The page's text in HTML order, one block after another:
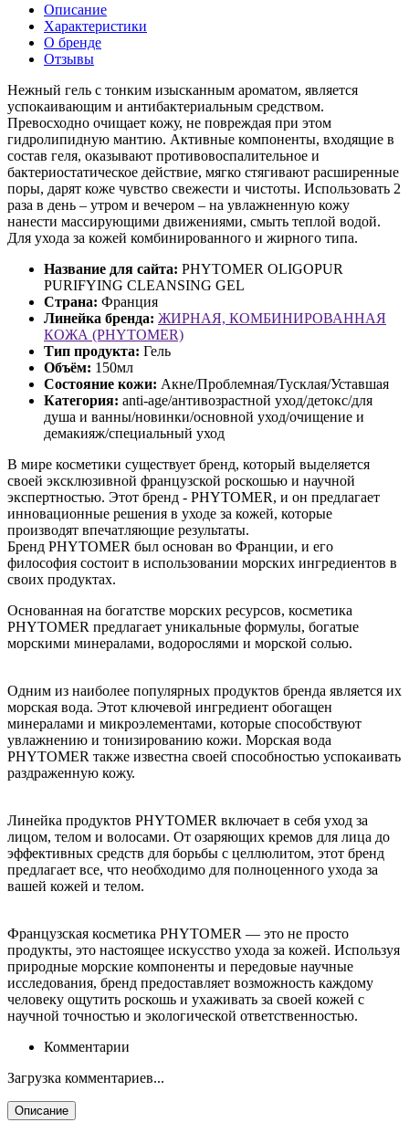
Описание
Характеристики
О бренде
Отзывы
Нежный гель с тонким изысканным ароматом, является
успокаивающим и антибактериальным средством.
Превосходно очищает кожу, не повреждая при этом
гидролипидную мантию. Активные компоненты, входящие в
состав геля, оказывают противовоспалительное и
бактериостатическое действие, мягко стягивают расширенные
поры, дарят коже чувство свежести и чистоты. Использовать 2
раза в день – утром и вечером – на увлажненную кожу
нанести массирующими движениями, смыть теплой водой.
Для ухода за кожей комбинированного и жирного типа.
Название для сайта: PHYTOMER OLIGOPUR
PURIFYING CLEANSING GEL
Страна: Франция
Линейка бренда: ЖИРНАЯ, КОМБИНИРОВАННАЯ
КОЖА (PHYTOMER)
Тип продукта: Гель
Объём: 150мл
Состояние кожи: Акне/Проблемная/Тусклая/Уставшая
Категория: anti-age/антивозрастной уход/детокс/для
душа и ванны/новинки/основной уход/очищение и
демакияж/специальный уход
В мире косметики существует бренд, который выделяется
своей эксклюзивной французской роскошью и научной
экспертностью. Этот бренд - PHYTOMER, и он предлагает
инновационные решения в уходе за кожей, которые
производят впечатляющие результаты.
Бренд PHYTOMER был основан во Франции, и его
философия состоит в использовании морских ингредиентов в
своих продуктах.
Основанная на богатстве морских ресурсов, косметика
PHYTOMER предлагает уникальные формулы, богатые
морскими минералами, водорослями и морской солью.
Одним из наиболее популярных продуктов бренда является их
морская вода. Этот ключевой ингредиент обогащен
минералами и микроэлементами, которые способствуют
увлажнению и тонизированию кожи. Морская вода
PHYTOMER также известна своей способностью успокаивать
раздраженную кожу.
Линейка продуктов PHYTOMER включает в себя уход за
лицом, телом и волосами. От озаряющих кремов для лица до
эффективных средств для борьбы с целлюлитом, этот бренд
предлагает все, что необходимо для полноценного ухода за
вашей кожей и телом.
Французская косметика PHYTOMER — это не просто
продукты, это настоящее искусство ухода за кожей. Используя
природные морские компоненты и передовые научные
исследования, бренд предоставляет возможность каждому
человеку ощутить роскошь и ухаживать за своей кожей с
научной точностью и экологической ответственностью.
Комментарии
Загрузка комментариев...
Описание